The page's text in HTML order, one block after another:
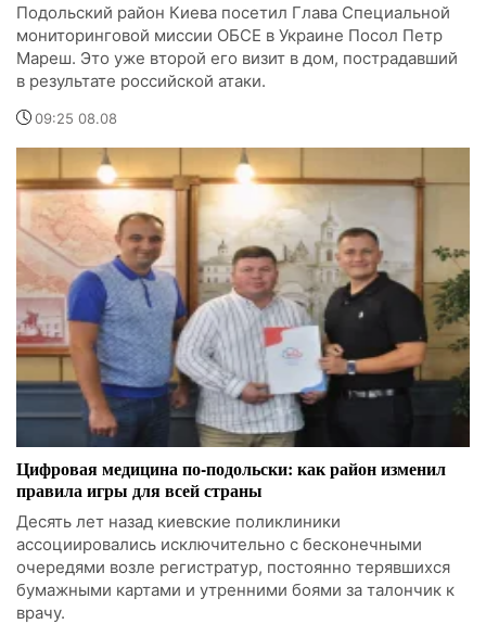
Подольский район Киева посетил Глава Специальной
мониторинговой миссии ОБСЕ в Украине Посол Петр
Мареш. Это уже второй его визит в дом, пострадавший
в результате российской атаки.
09:25 08.08
Цифровая медицина по-подольски: как район изменил
правила игры для всей страны
Десять лет назад киевские поликлиники
ассоциировались исключительно с бесконечными
очередями возле регистратур, постоянно терявшихся
бумажными картами и утренними боями за талончик к
врачу.